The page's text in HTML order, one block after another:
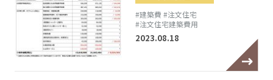
#建築費 #注文住宅
#注文住宅建築費用
2023.08.18